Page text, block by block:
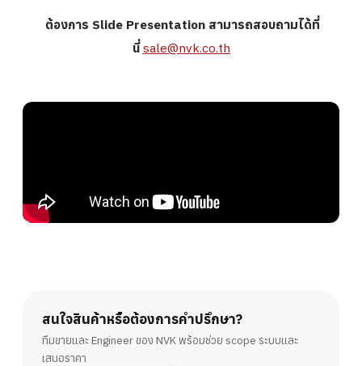
ต้องการ Slide Presentation สามารถสอบถามได้ที่
นี่ sale@nvk.co.th
สนใจสินค้าหรือต้องการคำปรึกษา?
ทีมขายและ Engineer ของ NVK พร้อมช่วย scope ระบบและ
เสนอราคา